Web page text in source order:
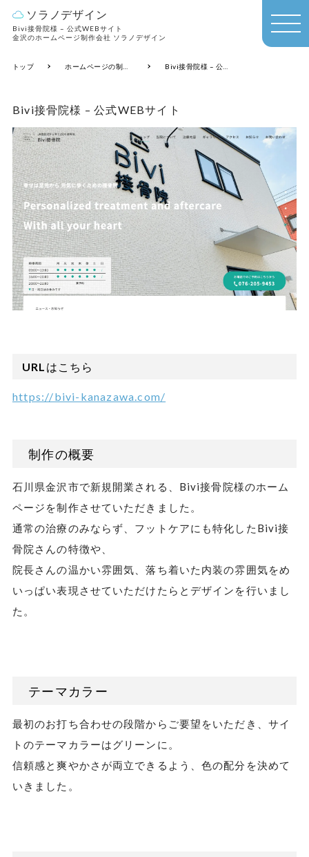
ソラノデザイン
Bivi接骨院様 – 公式WEBサイト
金沢のホームページ制作会社 ソラノデザイン
MEN
U
トップ
Bivi接骨院様 – 公式WEBサイト
URLはこちら
https://bivi-kanazawa.com/
制作の概要
石川県金沢市で新規開業される、Bivi接骨院様のホーム
ページを制作させていただきました。
通常の治療のみならず、フットケアにも特化したBivi接
骨院さんの特徴や、
院長さんの温かい雰囲気、落ち着いた内装の雰囲気をめ
いっぱい表現させていただけたらとデザインを行いまし
た。
テーマカラー
最初のお打ち合わせの段階からご要望をいただき、サイ
トのテーマカラーはグリーンに。
信頼感と爽やかさが両立できるよう、色の配分を決めて
いきました。